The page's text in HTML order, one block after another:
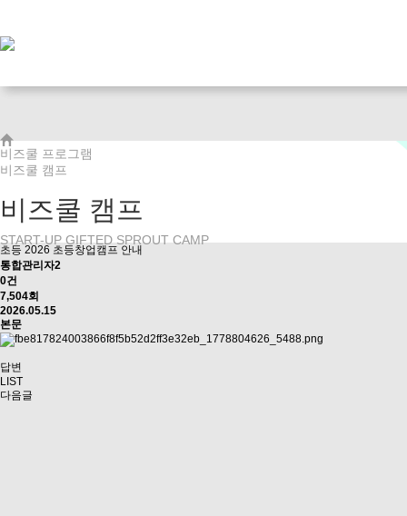
비즈쿨 프로그램
비즈쿨 캠프
비즈쿨 캠프
START-UP GIFTED SPROUT CAMP
초등 2026 초등창업캠프 안내
통합관리자2
0건
7,504회
2026.05.15
본문
답변
LIST
다음글